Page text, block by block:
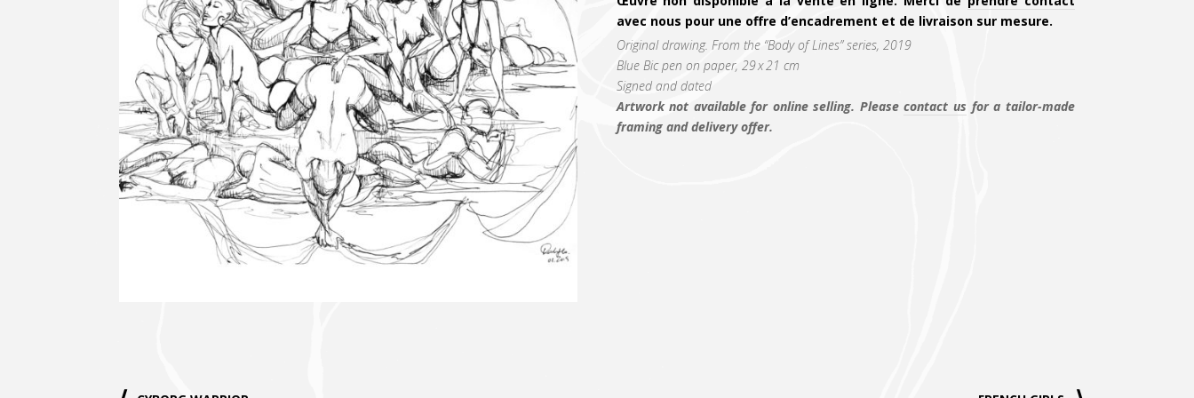
avec nous pour une offre d’encadrement et de livraison sur mesure.
Original drawing. From the “Body of Lines” series, 2019
Blue Bic pen on paper, 29 x 21 cm
Signed and dated
Artwork not available for online selling. Pleasecontact us for a tailor-made
framing and delivery offer.